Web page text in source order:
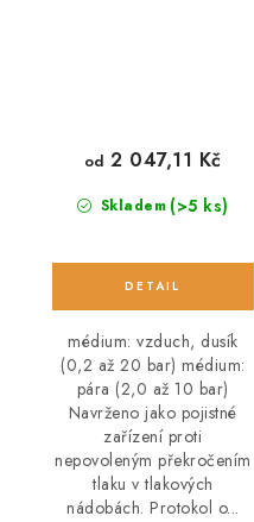
Skladem (>5 ks)
od 2 047,11 Kč
médium: vzduch, dusík
(0,2 až 20 bar) médium:
pára (2,0 až 10 bar)
Navrženo jako pojistné
zařízení proti
nepovoleným překročením
tlaku v tlakových
nádobách. Protokol o...